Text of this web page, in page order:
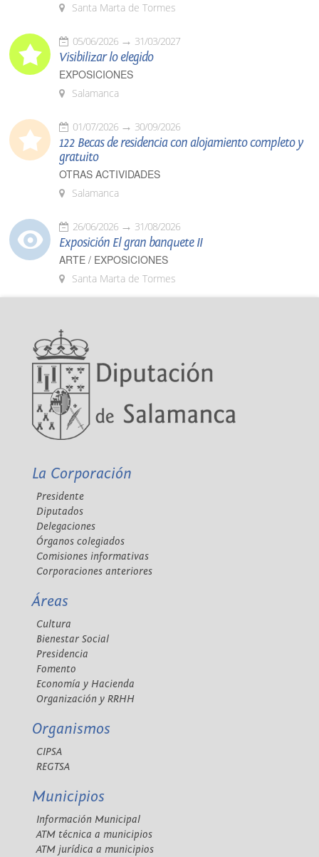
Santa Marta de Tormes
05/06/2026 31/03/2027
Visibilizar lo elegido
EXPOSICIONES
Salamanca
01/07/2026 30/09/2026
122 Becas de residencia con alojamiento completo y
gratuito
OTRAS ACTIVIDADES
Salamanca
26/06/2026 31/08/2026
Exposición El gran banquete II
ARTE / EXPOSICIONES
Santa Marta de Tormes
La Corporación
Presidente
Diputados
Delegaciones
Órganos colegiados
Comisiones informativas
Corporaciones anteriores
Áreas
Cultura
Bienestar Social
Presidencia
Fomento
Economía y Hacienda
Organización y RRHH
Organismos
CIPSA
REGTSA
Municipios
Información Municipal
ATM técnica a municipios
ATM jurídica a municipios